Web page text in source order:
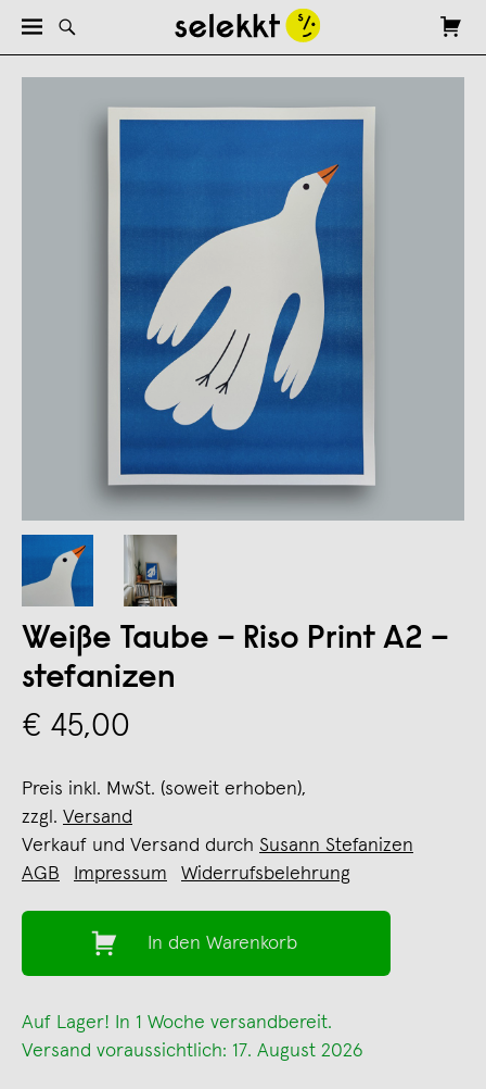
Weiße Taube – Riso Print A2 –
stefanizen
€ 45,00
Preis inkl. MwSt. (soweit erhoben),
zzgl. Versand
Verkauf und Versand durch Susann Stefanizen
AGB
Impressum Widerrufsbelehrung
In den Warenkorb
Auf Lager! In 1 Woche versandbereit.
Versand voraussichtlich: 17. August 2026